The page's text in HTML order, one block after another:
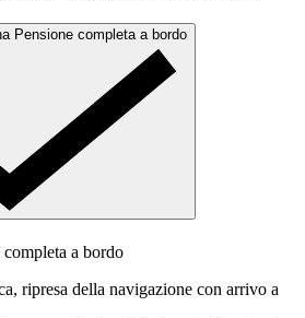
Pensione completa a bordo
completa a bordo
ripresa della navigazione con arrivo a